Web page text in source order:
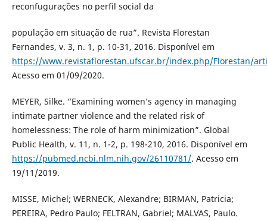
reconfugurações no perfil social da
população em situação de rua”. Revista Florestan
Fernandes, v. 3, n. 1, p. 10-31, 2016. Disponível em
https://www.revistaflorestan.ufscar.br/index.php/Florestan/
Acesso em 01/09/2020.
MEYER, Silke. “Examining women’s agency in managing
intimate partner violence and the related risk of
homelessness: The role of harm minimization”. Global
Public Health, v. 11, n. 1-2, p. 198-210, 2016. Disponível em
https://pubmed.ncbi.nlm.nih.gov/26110781/. Acesso em
19/11/2019.
MISSE, Michel; WERNECK, Alexandre; BIRMAN, Patricia;
PEREIRA, Pedro Paulo; FELTRAN, Gabriel; MALVAS, Paulo.